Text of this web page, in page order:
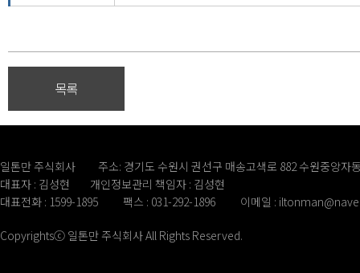
목록
일톤만 주식회사
주소: 경기도 수원시 권선구 매송고색로 882 수원중앙자
대표자 : 김성현
개인정보관리 책임자 : 김성현
대표전화 : 1599-1895
팩스 : 031-292-1896 이메일 :
Copyrightsⓒ 일톤만 주식회사 All Rights Reserved.